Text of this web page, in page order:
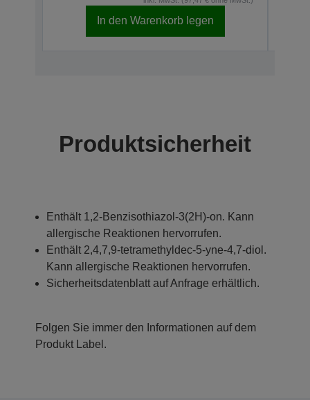
In den Warenkorb legen
Produktsicherheit
Enthält 1,2-Benzisothiazol-3(2H)-on. Kann
allergische Reaktionen hervorrufen.
Enthält 2,4,7,9-tetramethyldec-5-yne-4,7-diol.
Kann allergische Reaktionen hervorrufen.
Sicherheitsdatenblatt auf Anfrage erhältlich.
Folgen Sie immer den Informationen auf dem
Produkt Label.